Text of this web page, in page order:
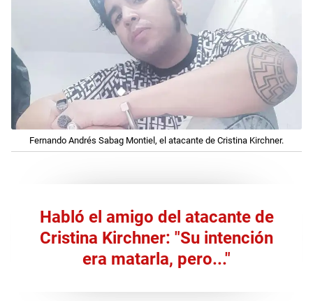
Fernando Andrés Sabag Montiel, el atacante de Cristina Kirchner.
Habló el amigo del atacante de
Cristina Kirchner: "Su intención
era matarla, pero..."